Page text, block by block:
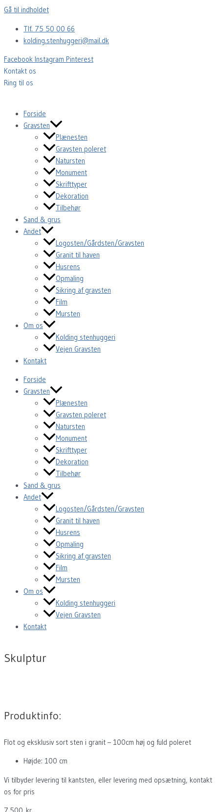
Gå til indholdet
Tlf. 75 50 00 66
kolding.stenhuggeri@mail.dk
Facebook Instagram Pinterest
Kontakt os
Ring til os
Forside
Gravsten
Plænesten
Gravsten poleret
Natursten
Monument
Skrifttyper
Dekoration
Tilbehør
Sand & grus
Andet
Logosten/Gårdsten/Gravsten
Granit til haven
Husrens
Opmaling
Sikring af gravsten
Film
Mursten
Om os
Kolding stenhuggeri
Vejen Gravsten
Kontakt
Forside
Gravsten
Plænesten
Gravsten poleret
Natursten
Monument
Skrifttyper
Dekoration
Tilbehør
Sand & grus
Andet
Logosten/Gårdsten/Gravsten
Granit til haven
Husrens
Opmaling
Sikring af gravsten
Film
Mursten
Om os
Kolding stenhuggeri
Vejen Gravsten
Kontakt
Skulptur
Produktinfo:
Flot og eksklusiv sort sten i granit – 100cm høj og fuld poleret
Højde: 100 cm
Vi tilbyder levering til kantsten, eller levering med opsætning, kontakt
os for pris